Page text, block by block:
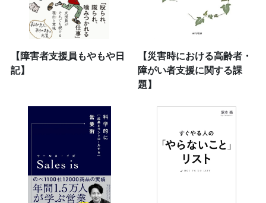
【障害者支援員もやもや日
記】
【災害時における高齢者・
障がい者支援に関する課
題】